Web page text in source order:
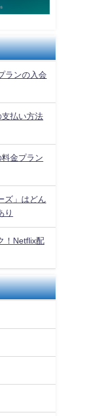
ランの入会
払い方法
金プラン
ズ」はどん
り
！Netflix配